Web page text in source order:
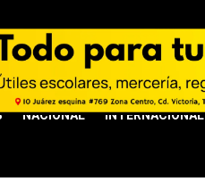
NACIONAL INTERNACIONAL